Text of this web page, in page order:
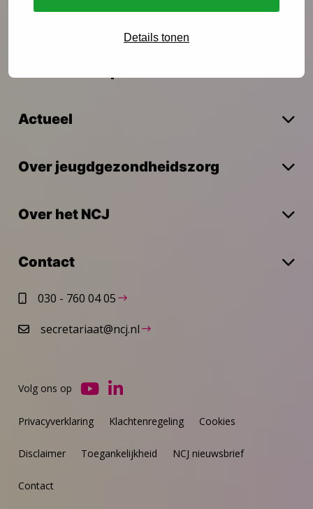
Details tonen
Actueel
Over jeugdgezondheidszorg
Over het NCJ
Contact
030 - 760 04 05
secretariaat@ncj.nl
Privacyverklaring Klachtenregeling Cookies
Disclaimer Toegankelijkheid NCJ nieuwsbrief
Contact
Volg ons op
Ga
YouTube
Ga
LinkedIn